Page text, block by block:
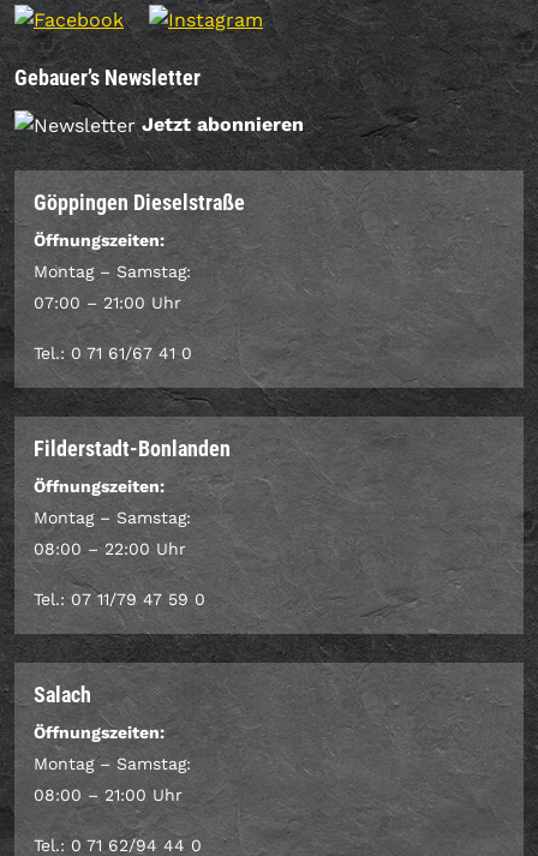
Gebauer’s Newsletter
Jetzt abonnieren
Göppingen Dieselstraße
Öffnungszeiten:
Montag – Samstag:
07:00 – 21:00 Uhr
Tel.: 0 71 61/67 41 0
Filderstadt-Bonlanden
Öffnungszeiten:
Montag – Samstag:
08:00 – 22:00 Uhr
Tel.: 07 11/79 47 59 0
Salach
Öffnungszeiten:
Montag – Samstag:
08:00 – 21:00 Uhr
Tel.: 0 71 62/94 44 0